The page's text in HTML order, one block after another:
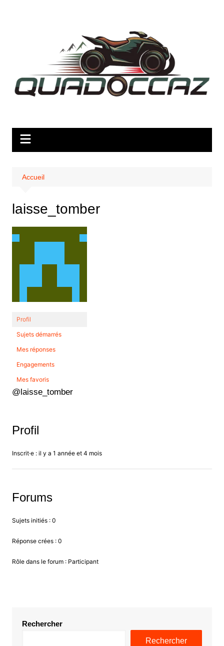
Accueil
laisse_tomber
Profil
Sujets démarrés
Mes réponses
Engagements
Mes favoris
@laisse_tomber
Profil
Inscrit·e : il y a 1 année et 4 mois
Forums
Sujets initiés : 0
Réponse crées : 0
Rôle dans le forum : Participant
Rechercher
Rechercher